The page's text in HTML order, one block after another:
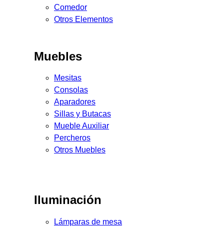
Comedor
Otros Elementos
Muebles
Mesitas
Consolas
Aparadores
Sillas y Butacas
Mueble Auxiliar
Percheros
Otros Muebles
Iluminación
Lámparas de mesa